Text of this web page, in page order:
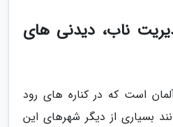
ناب، دیدنی های
است که در کناره های رود
بسیاری از دیگر شهرهای این